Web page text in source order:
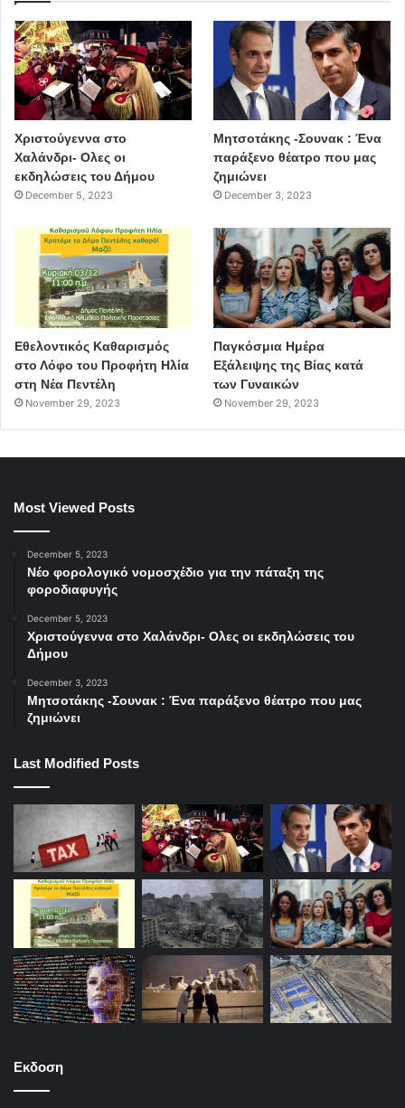
Χριστούγεννα στο
Χαλάνδρι- Ολες οι
εκδηλώσεις του Δήμου
December 5, 2023
Μητσοτάκης -Σουνακ : Ένα
παράξενο θέατρο που μας
ζημιώνει
December 3, 2023
Εθελοντικός Καθαρισμός
στο Λόφο του Προφήτη Ηλία
στη Νέα Πεντέλη
November 29, 2023
Παγκόσμια Ημέρα
Εξάλειψης της Βίας κατά
των Γυναικών
November 29, 2023
Most Viewed Posts
December 5, 2023
Νέο φορολογικό νομοσχέδιο για την πάταξη της
φοροδιαφυγής
December 5, 2023
Χριστούγεννα στο Χαλάνδρι- Ολες οι εκδηλώσεις του
Δήμου
December 3, 2023
Μητσοτάκης -Σουνακ : Ένα παράξενο θέατρο που μας
ζημιώνει
Last Modified Posts
Εκδοση